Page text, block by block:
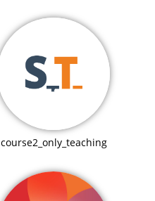
course2_only_teaching